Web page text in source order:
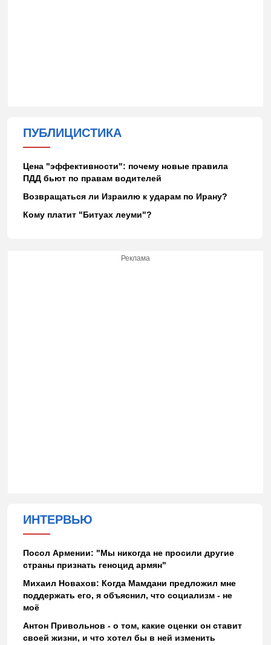
ПУБЛИЦИСТИКА
Цена "эффективности": почему новые правила
ПДД бьют по правам водителей
Возвращаться ли Израилю к ударам по Ирану?
Кому платит "Битуах леуми"?
Реклама
ИНТЕРВЬЮ
Посол Армении: "Мы никогда не просили другие
страны признать геноцид армян"
Михаил Новахов: Когда Мамдани предложил мне
поддержать его, я объяснил, что социализм - не
моё
Антон Привольнов - о том, какие оценки он ставит
своей жизни, и что хотел бы в ней изменить